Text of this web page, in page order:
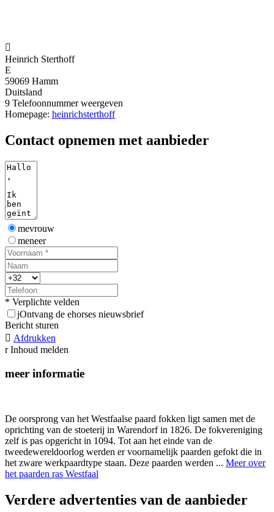

Heinrich Sterthoff
E
59069 Hamm
Duitsland
9 Telefoonnummer weergeven
Homepage: heinrichsterthoff
Contact opnemen met aanbieder
mevrouw
meneer
* Verplichte velden
jOntvang de ehorses nieuwsbrief
Bericht sturen
 Afdrukken
r Inhoud melden
meer informatie
De oorsprong van het Westfaalse paard fokken ligt samen met de
oprichting van de stoeterij in Warendorf in 1826. De fokvereniging
zelf is pas opgericht in 1094. Tot aan het einde van de
tweedewereldoorlog werden er voornamelijk paarden gefokt die in
het zware werkpaardtype staan. Deze paarden werden ... Meer over
het paarden ras Westfaal
Verdere advertenties van de aanbieder